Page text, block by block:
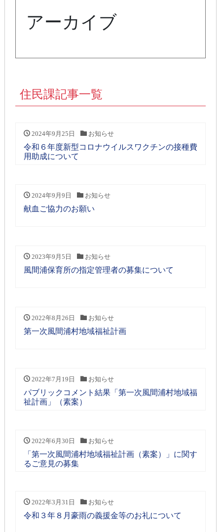
アーカイブ
住民課記事一覧
2024年9月25日 お知らせ
令和６年度新型コロナウイルスワクチンの接種費
用助成について
2024年9月9日 お知らせ
献血ご協力のお願い
2023年9月5日 お知らせ
風間浦保育所の指定管理者の募集について
2022年8月26日 お知らせ
第一次風間浦村地域福祉計画
2022年7月19日 お知らせ
パブリックコメント結果「第一次風間浦村地域福
祉計画」（素案）
2022年6月30日 お知らせ
「第一次風間浦村地域福祉計画（素案）」に関す
るご意見の募集
2022年3月31日 お知らせ
令和３年８月豪雨の義援金等のお礼について